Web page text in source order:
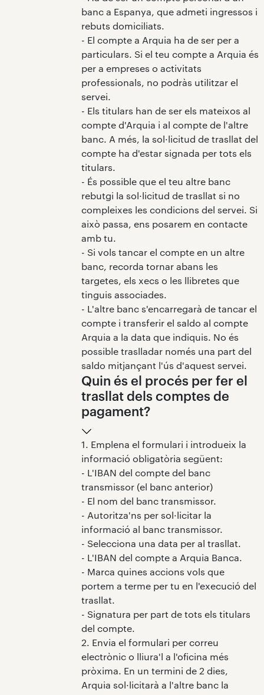
banc a Espanya, que admeti ingressos i
rebuts domiciliats.
- El compte a Arquia ha de ser per a
particulars. Si el teu compte a Arquia és
per a empreses o activitats
professionals, no podràs utilitzar el
servei.
- Els titulars han de ser els mateixos al
compte d'Arquia i al compte de l'altre
banc. A més, la sol·licitud de trasllat del
compte ha d'estar signada per tots els
titulars.
- És possible que el teu altre banc
rebutgi la sol·licitud de trasllat si no
compleixes les condicions del servei. Si
això passa, ens posarem en contacte
amb tu.
- Si vols tancar el compte en un altre
banc, recorda tornar abans les
targetes, els xecs o les llibretes que
tinguis associades.
- L'altre banc s'encarregarà de tancar el
compte i transferir el saldo al compte
Arquia a la data que indiquis. No és
possible traslladar només una part del
saldo mitjançant l'ús d'aquest servei.
Quin és el procés per fer el
trasllat dels comptes de
pagament?
1. Emplena el formulari i introdueix la
informació obligatòria següent:
- L'IBAN del compte del banc
transmissor (el banc anterior)
- El nom del banc transmissor.
- Autoritza'ns per sol·licitar la
informació al banc transmissor.
- Selecciona una data per al trasllat.
- L'IBAN del compte a Arquia Banca.
- Marca quines accions vols que
portem a terme per tu en l'execució del
trasllat.
- Signatura per part de tots els titulars
del compte.
2. Envia el formulari per correu
electrònic o lliura'l a l'oficina més
pròxima. En un termini de 2 dies,
Arquia sol·licitarà a l'altre banc la